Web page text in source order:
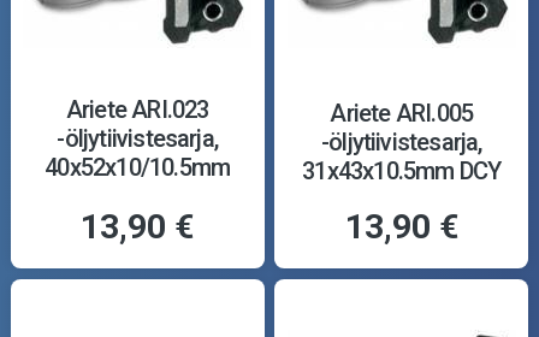
Ariete ARI.023
-öljytiivistesarja,
40x52x10/10.5mm
13,90 €
Ariete ARI.005
-öljytiivistesarja,
31x43x10.5mm DCY
13,90 €